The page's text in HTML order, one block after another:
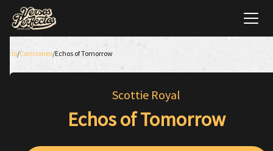
Inicio/Canciones/Echos of Tomorrow
Scottie Royal
Echos of Tomorrow